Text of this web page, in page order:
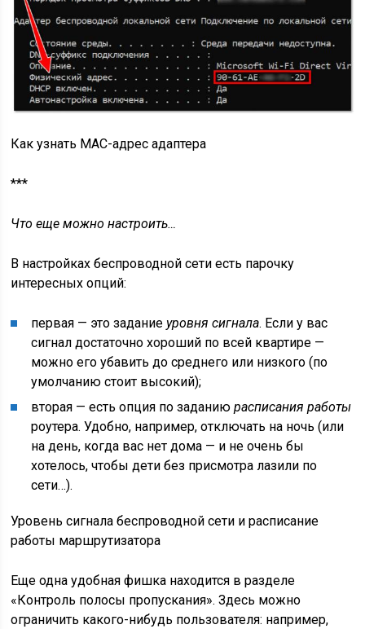
Как узнать MAC-адрес адаптера
***
Что еще можно настроить…
В настройках беспроводной сети есть парочку
интересных опций:
первая — это задание уровня сигнала. Если у вас
сигнал достаточно хороший по всей квартире —
можно его убавить до среднего или низкого (по
умолчанию стоит высокий);
вторая — есть опция по заданиюрасписания работы
роутера. Удобно, например, отключать на ночь (или
на день, когда вас нет дома — и не очень бы
хотелось, чтобы дети без присмотра лазили по
сети…).
Уровень сигнала беспроводной сети и расписание
работы маршрутизатора
Еще одна удобная фишка находится в разделе
«Контроль полосы пропускания». Здесь можно
ограничить какого-нибудь пользователя: например,